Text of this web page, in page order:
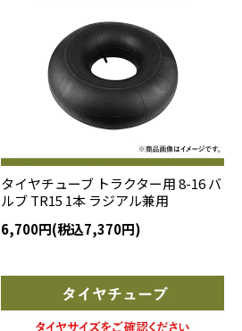
タイヤチューブ トラクター用 8-16 バ
ルブ TR15 1本 ラジアル兼用
6,700円(税込7,370円)